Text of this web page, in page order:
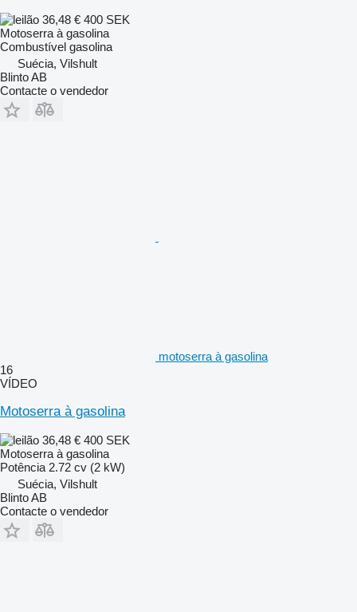
36,48 € 400 SEK
Motoserra à gasolina
Combustível gasolina
Suécia, Vilshult
Blinto AB
Contacte o vendedor
motoserra à gasolina
16
VÍDEO
Motoserra à gasolina
36,48 € 400 SEK
Motoserra à gasolina
Potência 2.72 cv (2 kW)
Suécia, Vilshult
Blinto AB
Contacte o vendedor